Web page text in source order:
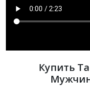
Купить